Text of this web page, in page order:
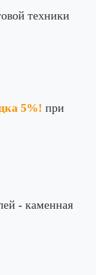
техники
5%! при
- каменная